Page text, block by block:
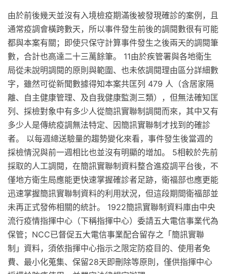
由於前後幾天並沒有入境檢疫期滿後被發現確診的案例，且
通常疫調會橫跨數天，所以事件發生前後的調閱數很有可能
都與本案有關；即使只保守計算事件發生之後兩天的調閱筆
數，合計也高達二十三萬餘筆。 11由於疾管署與各地衛生
局從未說明調閱的原則與範圍、也未依調閱理由區分詳細數
字，雖然可從新聞數據得知本案共匡列 479 人（含居家隔
離、自主健康管理、及自我健康監測三類），但無法確知匡
列、採檢對象中有多少人從簡訊實聯制調閱而來，其中又有
多少人是傳統疫調無法特定、因簡訊實聯制才找到的確診
者。 以每週總送驗量的趨勢變化來看，事件發生後當週的
採檢情況與前一週相比也並沒有明顯的增加。 5相較於先前
採取的人工調閱，在簡訊實聯制資料整合進疫調平台後，不
僅地方衛生局應能更快速掌握確診者足跡，衛福部也應更能
迅速掌握簡訊實聯制資料的利用狀況，但這段期間衛福部並
未再正式發佈相關的統計。 1922簡訊實聯制資料庫由中央
流行疫情指揮中心（下稱指揮中心）委請五大電信事業代為
保管；NCC已督促五大電信事業配合留存之「簡訊實聯
制」資料，須依指揮中心指示之限定防疫目的、使用者免
費、最小化蒐集、保留28天即刪除等原則，僅供指揮中心